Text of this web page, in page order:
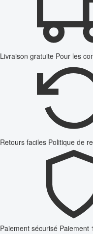
Livraison gratuite Pour les
Retours faciles Politique de
Paiement sécurisé Paiement